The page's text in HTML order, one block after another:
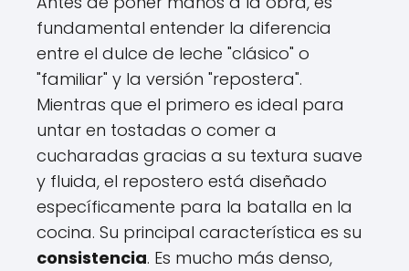
fundamental entender la diferencia
entre el dulce de leche "clásico" o
"familiar" y la versión "repostera".
Mientras que el primero es ideal para
untar en tostadas o comer a
cucharadas gracias a su textura suave
y fluida, el repostero está diseñado
específicamente para la batalla en la
cocina. Su principal característica es su
consistencia. Es mucho más denso,